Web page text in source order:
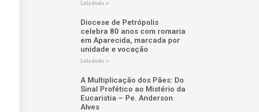
Leia mais »
Diocese de Petrópolis
celebra 80 anos com romaria
em Aparecida, marcada por
unidade e vocação
Leia mais »
A Multiplicação dos Pães: Do
Sinal Profético ao Mistério da
Eucaristia – Pe. Anderson
Alves